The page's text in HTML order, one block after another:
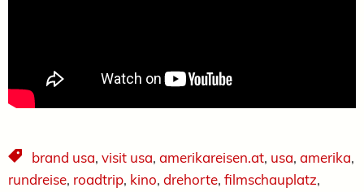
brand usa, visit usa, amerikareisen.at, usa, amerika,
rundreise, roadtrip, kino, drehorte, filmschauplatz,